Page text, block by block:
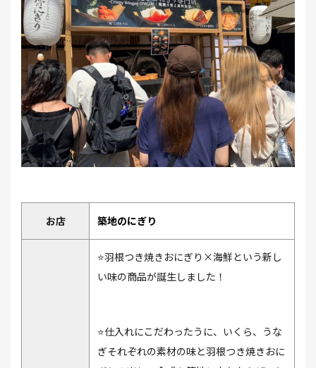
お店 築地のにぎり
⭐⽻根つき焼きおにぎり×海鮮という新し
い味の商品が誕⽣しました！
⭐仕⼊れにこだわったうに、いくら、うな
ぎそれぞれの素材の味と⽻根つき焼きおに